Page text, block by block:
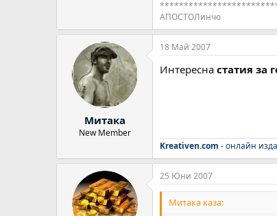
АПОСТОЛинчо
Митака
New Member
18 Май 2007
Интересна статия за
Kreativen.com - онлайн
25 Юни 2007
Митака каза: